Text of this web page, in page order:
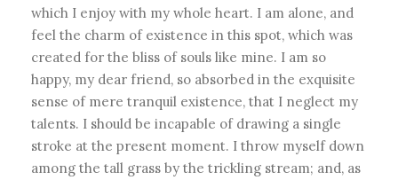
which I enjoy with my whole heart. I am alone, and
feel the charm of existence in this spot, which was
created for the bliss of souls like mine. I am so
happy, my dear friend, so absorbed in the exquisite
sense of mere tranquil existence, that I neglect my
talents. I should be incapable of drawing a single
stroke at the present moment. I throw myself down
among the tall grass by the trickling stream; and, as